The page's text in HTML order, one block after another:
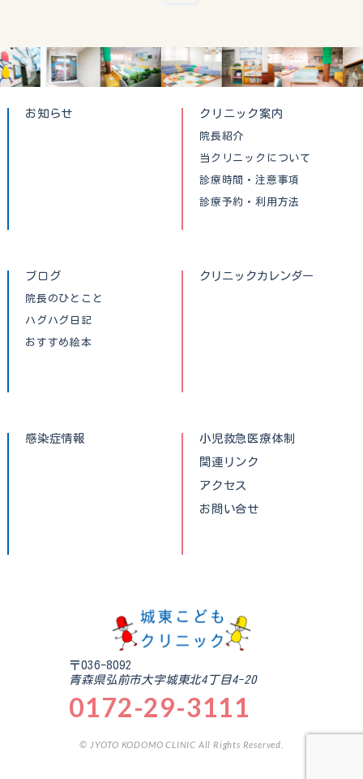
お知らせ クリニック案内
院長紹介
当クリニックについて
診療時間・注意事項
診療予約・利用方法
ブログ
院長のひとこと
ハグハグ日記
おすすめ絵本
クリニックカレンダー
感染症情報
小児救急医療体制
関連リンク
アクセス
お問い合せ
〒036-8092
青森県弘前市大字城東北4丁目4-20
0172-29-3111
© JYOTO KODOMO CLINIC All Rights Reserved.